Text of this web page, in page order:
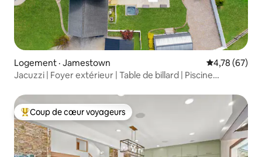
Logement · Jamestown Note
4,78 (67)
Jacuzzi | Foyer extérieur | Table de billard | Piscine
Coup de cœur voyageurs parmi les plus aimés
Coup de cœur voyageurs